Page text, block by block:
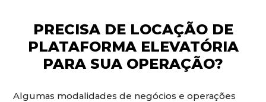
PRECISA DE LOCAÇÃO DE
PLATAFORMA ELEVATÓRIA
PARA SUA OPERAÇÃO?
Algumas modalidades de negócios e operações